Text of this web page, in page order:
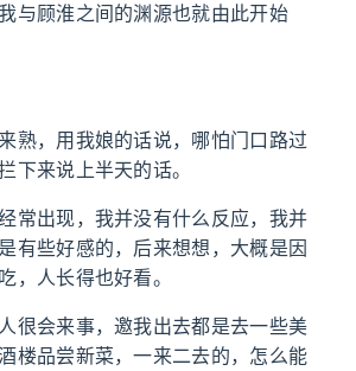
与顾淮之间的渊源也就由此开始
熟，用我娘的话说，哪怕门口路过
下来说上半天的话。
常出现，我并没有什么反应，我并
有些好感的，后来想想，大概是因
，人长得也好看。
很会来事，邀我出去都是去一些美
楼品尝新菜，一来二去的，怎么能